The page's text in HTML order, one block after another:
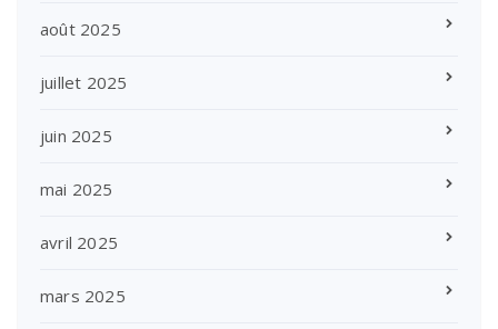
août 2025
juillet 2025
juin 2025
mai 2025
avril 2025
mars 2025